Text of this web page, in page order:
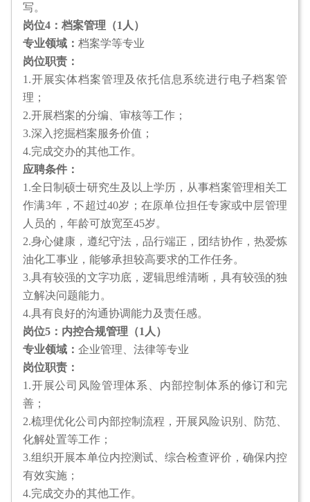
写。
岗位4：档案管理（1人）
专业领域： 档案学等专业
岗位职责：
1.开展实体档案管理及依托信息系统进行电子档案管
理；
2.开展档案的分编、审核等工作；
3.深入挖掘档案服务价值；
4.完成交办的其他工作。
应聘条件：
1.全日制硕士研究生及以上学历，从事档案管理相关工
作满3年，不超过40岁；在原单位担任专家或中层管理
人员的，年龄可放宽至45岁。
2.身心健康，遵纪守法，品行端正，团结协作，热爱炼
油化工事业，能够承担较高要求的工作任务。
3.具有较强的文字功底，逻辑思维清晰，具有较强的独
立解决问题能力。
4.具有良好的沟通协调能力及责任感。
岗位5：内控合规管理（1人）
专业领域： 企业管理、法律等专业
岗位职责：
1.开展公司风险管理体系、内部控制体系的修订和完
善；
2.梳理优化公司内部控制流程，开展风险识别、防范、
化解处置等工作；
3.组织开展本单位内控测试、综合检查评价，确保内控
有效实施；
4.完成交办的其他工作。